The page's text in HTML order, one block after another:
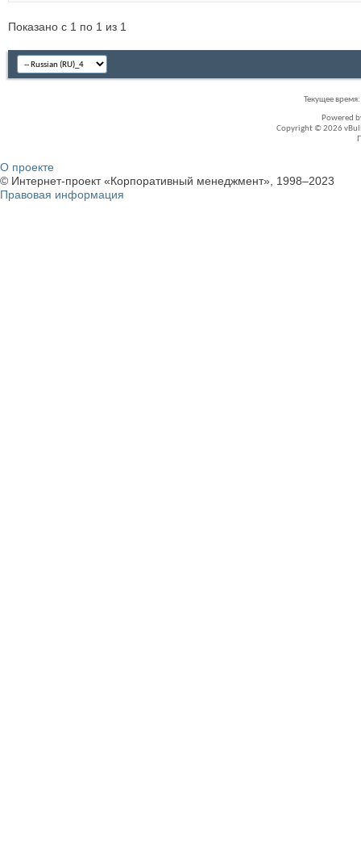
Показано с 1 по 1 из 1
Текущее время:
Powered
Copyright © 2026
О проекте
© Интернет-проект «Корпоративный менеджмент», 1998–2023
Правовая информация